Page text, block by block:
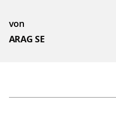
von
ARAG SE